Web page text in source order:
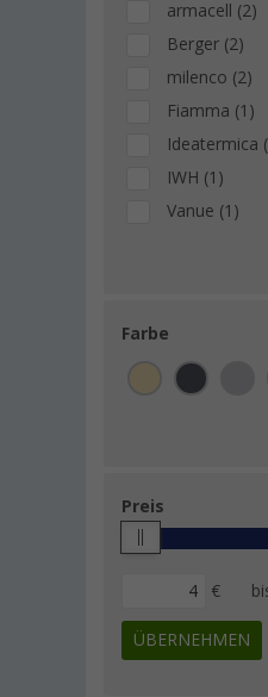
armacell (2)
Berger (2)
milenco (2)
Fiamma (1)
Ideatermica
IWH (1)
Vanue (1)
Farbe
Preis
€
ÜBERNEHMEN